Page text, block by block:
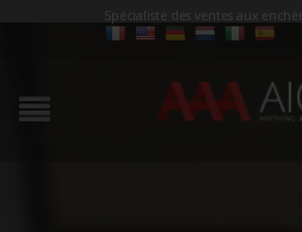
Spécialiste des ventes aux